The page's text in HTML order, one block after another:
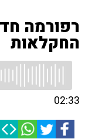
רפורמה
החקלאות
02:33